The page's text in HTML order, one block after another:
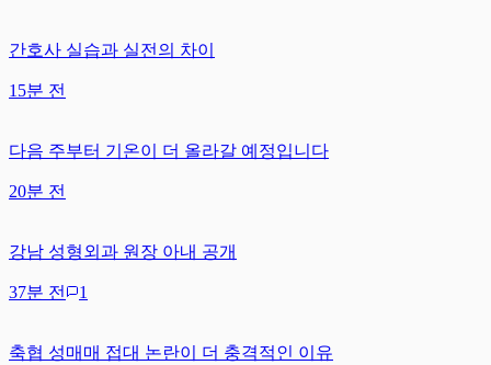
간호사 실습과 실전의 차이
15분 전
다음 주부터 기온이 더 올라갈 예정입니다
20분 전
강남 성형외과 원장 아내 공개
37분 전 1
축협 성매매 접대 논란이 더 충격적인 이유